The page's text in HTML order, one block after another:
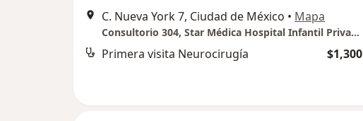
C. Nueva York 7, Ciudad de México • Mapa
Consultorio 304, Star Médica Hospital Infantil Privado
Primera visita Neurocirugía $1,300